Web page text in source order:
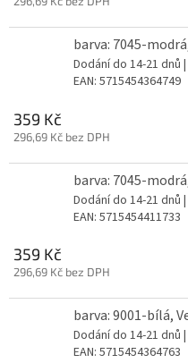
barva: 7045-
Dodání do 14-21 dnů
EAN: 5715454364749
359 Kč
296,69 Kč bez DPH
barva: 7045-
Dodání do 14-21 dnů
EAN: 5715454411733
359 Kč
296,69 Kč bez DPH
barva: 9001-bílá,
Dodání do 14-21 dnů
EAN: 5715454364763